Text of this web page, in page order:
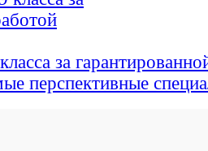
за
перспективные